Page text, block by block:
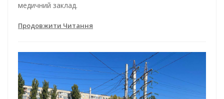
медичний заклад.
Продовжити Читання